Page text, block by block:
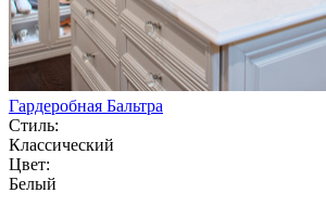
Гардеробная Бальтра
Стиль:
Классический
Цвет:
Белый